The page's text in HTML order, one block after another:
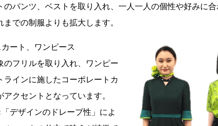
のパンツ、ベストを取り入れ、一人一人の個性や好みに
での制服よりも拡大します。
ート、ワンピース
のフリルを取り入れ、ワンピー
ラインに施したコーポレートカ
クセントとなっています。
デザインのドレープ性」によ